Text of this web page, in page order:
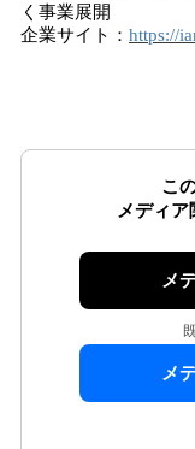
く事業展開
企業サイト： https://
こ
メディ
メ
メ